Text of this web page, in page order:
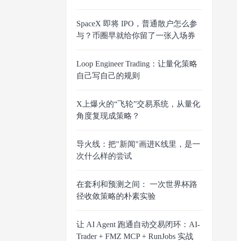
SpaceX 即将 IPO，普通散户怎么参
与？币圈早就给你留了一张入场券
Loop Engineer Trading：让量化策略
自己写自己的规则
X上爆火的“飞轮”交易系统，从量化
角度复现成策略？
导火线：把"新闻"画进K线里，是一
次什么样的尝试
在套利和预测之间： 一次世界杯路
径收敛策略的朴素实验
让 AI Agent 跑通自动交易闭环：AI-
Trader + FMZ MCP + RunJobs 实战